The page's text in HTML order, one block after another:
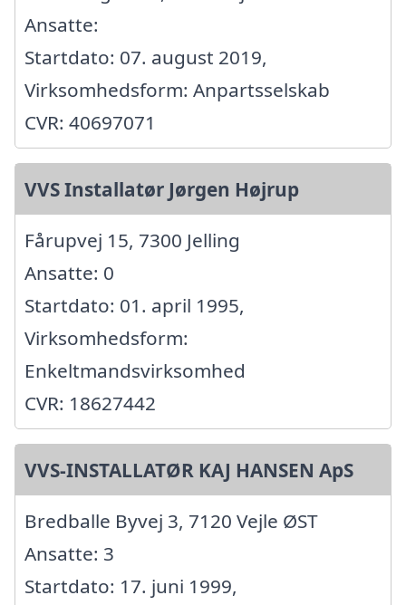
Ansatte:
Startdato: 07. august 2019,
Virksomhedsform: Anpartsselskab
CVR: 40697071
VVS Installatør Jørgen Højrup
Fårupvej 15, 7300 Jelling
Ansatte: 0
Startdato: 01. april 1995,
Virksomhedsform:
Enkeltmandsvirksomhed
CVR: 18627442
VVS-INSTALLATØR KAJ HANSEN ApS
Bredballe Byvej 3, 7120 Vejle ØST
Ansatte: 3
Startdato: 17. juni 1999,